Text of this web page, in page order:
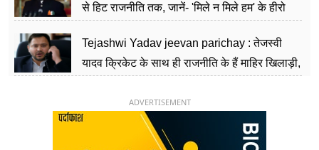
से हिट राजनीति तक, जानें- 'मिले न मिले हम' के हीरो
Tejashwi Yadav jeevan parichay : तेजस्वी
यादव क्रिकेट के साथ ही राजनीति के हैं माहिर खिलाड़ी,
ADVERTISEMENT